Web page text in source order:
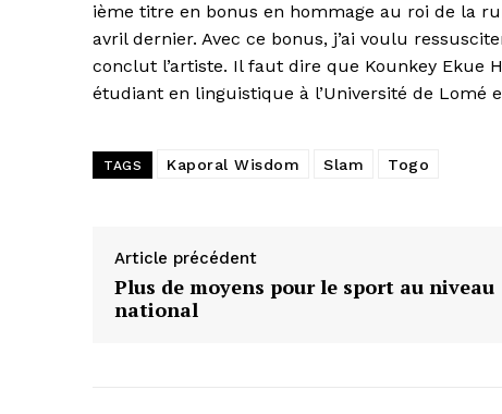
ième titre en bonus en hommage au roi de la
avril dernier. Avec ce bonus, j’ai voulu
conclut l’artiste. Il faut dire que Kounkey Ekue
étudiant en linguistique à l’Université de
TAGS Kaporal Wisdom Slam Togo
Article précédent
Plus de moyens pour le sport au niveau
national